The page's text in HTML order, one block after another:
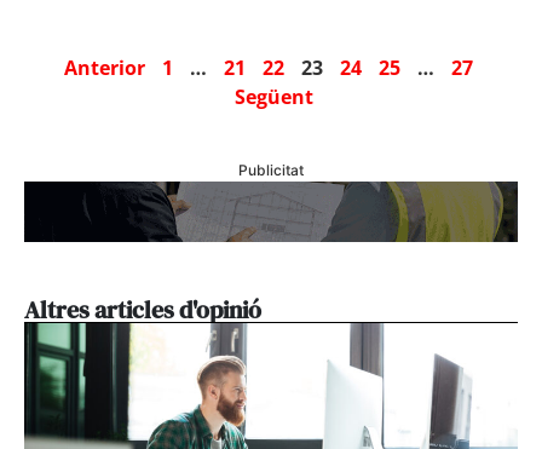
Anterior 1 … 21 22 23 24 25 …
27
Següent
Publicitat
Altres articles d'opinió